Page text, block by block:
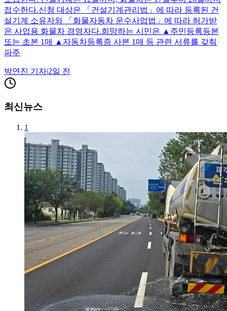
접수한다.신청 대상은 「건설기계관리법」에 따라 등록된 건
설기계 소유자와 「화물자동차 운수사업법」에 따라 허가받
은 사업용 화물차 경영자다.희망하는 시민은 ▲주민등록등본
또는 초본 1매 ▲자동차등록증 사본 1매 등 관련 서류를 갖춰
파주
박연진 기자|2일 전
최신뉴스
1